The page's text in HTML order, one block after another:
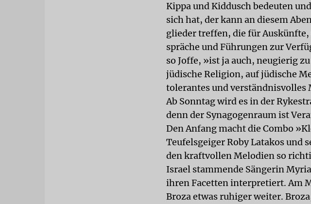
Kippa und Kiddusch bedeuten
sich hat, der kann an diesem
glieder treffen, die für Auskünfte,
spräche und Führungen zur
so Joffe, »ist ja auch, neugierig
jüdische Religion, auf jüdische
tolerantes und
Ab Sonntag wird es in der
denn der Synagogenraum ist
Den Anfang macht die Combo
Teufelsgeiger Roby Latakos und
den kraftvollen Melodien so
Israel stammende Sängerin
ihren Facetten interpretiert. Am
Broza etwas ruhiger weiter.